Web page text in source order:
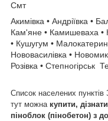
Смт
Акимівка • Андріївка •
Кам'яне • Камишеваха •
• Кушугум •
Нововасилівка •
Розівка • Степногірськ
Список населених пунктів
тут можна купити,
піноблок (пінобетон) з